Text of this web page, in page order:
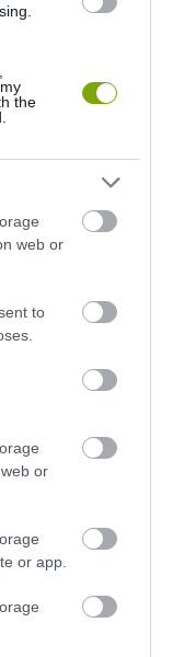
the
web or
to
or
or app.